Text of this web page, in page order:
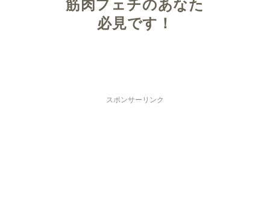
筋肉フェチのあなた
必見です！
スポンサーリンク